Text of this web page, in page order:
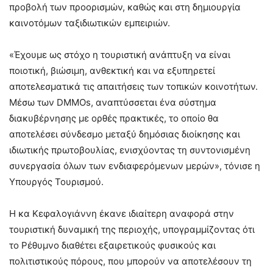
προβολή των προορισμών, καθώς και στη δημιουργία
καινοτόμων ταξιδιωτικών εμπειριών.
«Έχουμε ως στόχο η τουριστική ανάπτυξη να είναι
ποιοτική, βιώσιμη, ανθεκτική και να εξυπηρετεί
αποτελεσματικά τις απαιτήσεις των τοπικών κοινοτήτων.
Μέσω των DMMOs, αναπτύσσεται ένα σύστημα
διακυβέρνησης με ορθές πρακτικές, το οποίο θα
αποτελέσει σύνδεσμο μεταξύ δημόσιας διοίκησης και
ιδιωτικής πρωτοβουλίας, ενισχύοντας τη συντονισμένη
συνεργασία όλων των ενδιαφερόμενων μερών», τόνισε η
Υπουργός Τουρισμού.
Η κα Κεφαλογιάννη έκανε ιδιαίτερη αναφορά στην
τουριστική δυναμική της περιοχής, υπογραμμίζοντας ότι
το Ρέθυμνο διαθέτει εξαιρετικούς φυσικούς και
πολιτιστικούς πόρους, που μπορούν να αποτελέσουν τη